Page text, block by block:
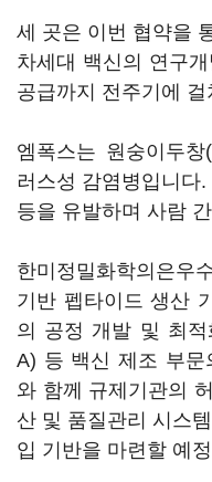
세 곳은 이번 협약을
차세대 백신의 연구
공급까지 전주기에
엠폭스는 원숭이두창
러스성 감염병입니다
등을 유발하며 사람
한미정밀화학의은우
기반 펩타이드 생산
의 공정 개발 및 최적
A) 등 백신 제조 부문
와 함께 규제기관의
산 및 품질관리 시스
입 기반을 마련할 예